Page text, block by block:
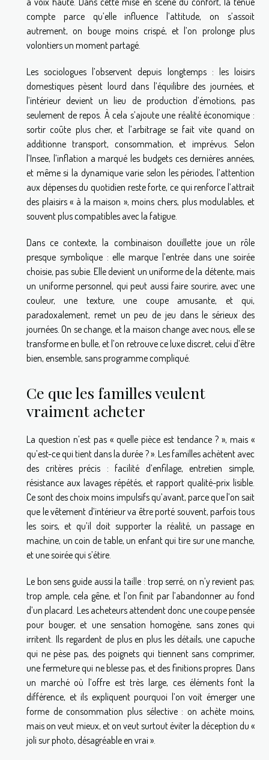
compte parce qu’elle influence l’attitude, on s’assoit
autrement, on bouge moins crispé, et l’on prolonge plus
volontiers un moment partagé.
Les sociologues l’observent depuis longtemps : les loisirs
domestiques pèsent lourd dans l’équilibre des journées, et
l’intérieur devient un lieu de production d’émotions, pas
seulement de repos. À cela s’ajoute une réalité économique :
sortir coûte plus cher, et l’arbitrage se fait vite quand on
additionne transport, consommation, et imprévus. Selon
l’Insee, l’inflation a marqué les budgets ces dernières années,
et même si la dynamique varie selon les périodes, l’attention
aux dépenses du quotidien reste forte, ce qui renforce l’attrait
des plaisirs « à la maison », moins chers, plus modulables, et
souvent plus compatibles avec la fatigue.
Dans ce contexte, la combinaison douillette joue un rôle
presque symbolique : elle marque l’entrée dans une soirée
choisie, pas subie. Elle devient un uniforme de la détente, mais
un uniforme personnel, qui peut aussi faire sourire, avec une
couleur, une texture, une coupe amusante, et qui,
paradoxalement, remet un peu de jeu dans le sérieux des
journées. On se change, et la maison change avec nous, elle se
transforme en bulle, et l’on retrouve ce luxe discret, celui d’être
bien, ensemble, sans programme compliqué.
Ce que les familles veulent
vraiment acheter
La question n’est pas « quelle pièce est tendance ? », mais «
qu’est-ce qui tient dans la durée ? ». Les familles achètent avec
des critères précis : facilité d’enfilage, entretien simple,
résistance aux lavages répétés, et rapport qualité-prix lisible.
Ce sont des choix moins impulsifs qu’avant, parce que l’on sait
que le vêtement d’intérieur va être porté souvent, parfois tous
les soirs, et qu’il doit supporter la réalité, un passage en
machine, un coin de table, un enfant qui tire sur une manche,
et une soirée qui s’étire.
Le bon sens guide aussi la taille : trop serré, on n’y revient pas;
trop ample, cela gêne, et l’on finit par l’abandonner au fond
d’un placard. Les acheteurs attendent donc une coupe pensée
pour bouger, et une sensation homogène, sans zones qui
irritent. Ils regardent de plus en plus les détails, une capuche
qui ne pèse pas, des poignets qui tiennent sans comprimer,
une fermeture qui ne blesse pas, et des finitions propres. Dans
un marché où l’offre est très large, ces éléments font la
différence, et ils expliquent pourquoi l’on voit émerger une
forme de consommation plus sélective : on achète moins,
mais on veut mieux, et on veut surtout éviter la déception du «
joli sur photo, désagréable en vrai ».